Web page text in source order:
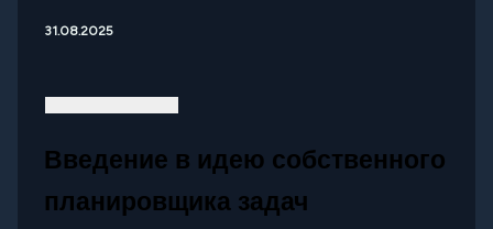
31.08.2025
Введение в идею собственного
планировщика задач